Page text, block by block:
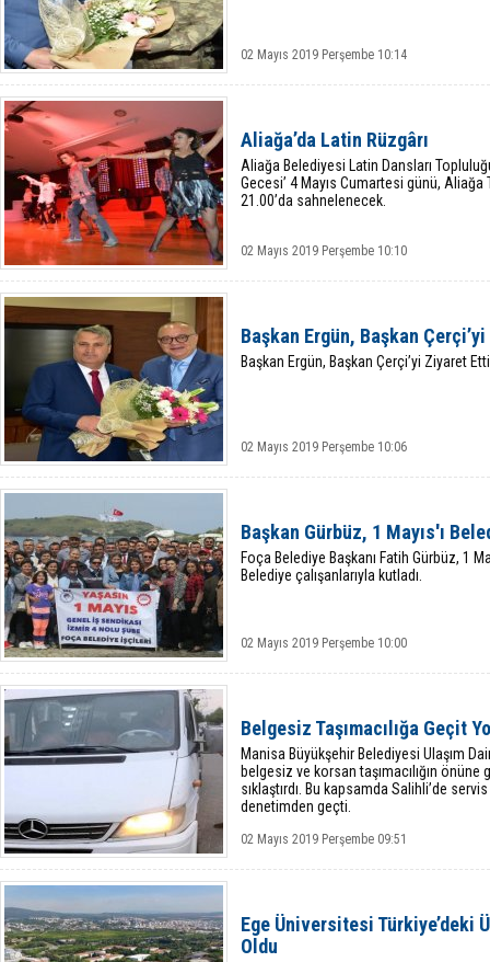
02 Mayıs 2019 Perşembe 10:14
Aliağa’da Latin Rüzgârı
Aliağa Belediyesi Latin Dansları
Gecesi’ 4 Mayıs Cumartesi günü,
21.00’da sahnelenecek.
02 Mayıs 2019 Perşembe 10:10
Başkan Ergün, Başkan
Başkan Ergün, Başkan Çerçi’yi Ziyaret Etti
02 Mayıs 2019 Perşembe 10:06
Başkan Gürbüz, 1 Mayıs'ı
Foça Belediye Başkanı Fatih Gürbüz, 1
Belediye çalışanlarıyla kutladı.
02 Mayıs 2019 Perşembe 10:00
Belgesiz Taşımacılığa Geçit
Manisa Büyükşehir Belediyesi Ulaşım
belgesiz ve korsan taşımacılığın
sıklaştırdı. Bu kapsamda Salihli’de
denetimden geçti.
02 Mayıs 2019 Perşembe 09:51
Ege Üniversitesi Türkiye’deki
Oldu